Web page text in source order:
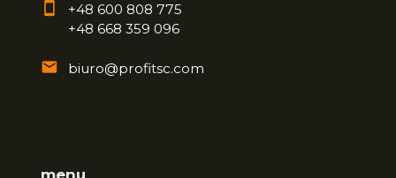
+48 600 808 775
+48 668 359 096
biuro@profitsc.com